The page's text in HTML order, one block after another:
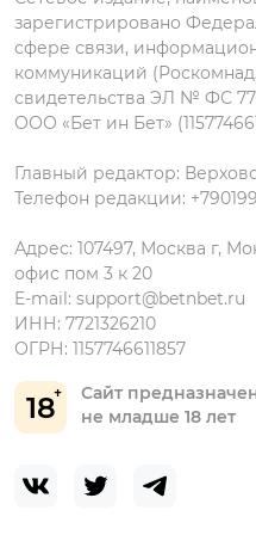
данных
18
Сайт
не младше 18 лет
зарегистрировано
сфере связи,
коммуникаций
свидетельства ЭЛ № ФС
ООО «Бет ин Бет»
Главный редактор:
Телефон редакции:
Адрес: 107497, Москва г,
офис пом 3 к 20
E-mail: support@betnbet.ru
ИНН: 7721326210
ОГРН: 1157746611857